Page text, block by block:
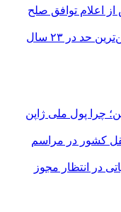
اعلام توافق صلح
ذخایر نفت کشورهای ثروتمند به پایین‌ترین حد در ۲۳ سال
چرا پول ملی ژاپن
کشور در مراسم
در انتظار مجوز